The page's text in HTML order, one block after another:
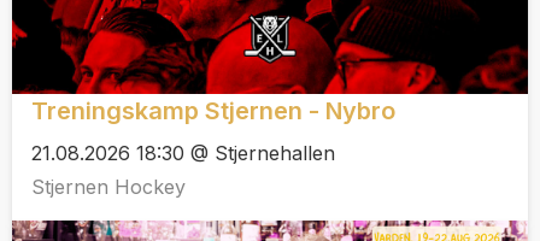
Treningskamp Stjernen - Nybro
21.08.2026 18:30 @ Stjernehallen
Stjernen Hockey